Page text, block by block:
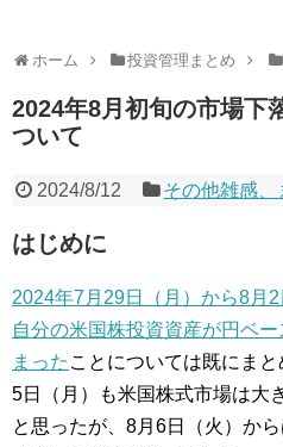
ホーム 投資管理まとめ
2024年8月初旬の市場下
ついて
2024/8/12 その他雑感、
はじめに
2024年7月29日（月）から8月
自分の米国株投資資産が円ベ
まった ことについては既にま
5日（月）も米国株式市場は大
と思ったが、8月6日（火）か